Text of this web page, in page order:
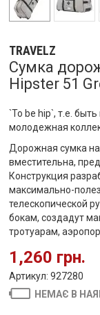
TRAVELZ
Сумка
Hipster 51
`To be hip`, т.е.
молодежная
Дорожная сумка на
вместительна,
Конструкция
максимально-
телескопической
бокам, создадут
тротуарам,
1,260 грн.
Артикул: 927280
НЕМАЄ В